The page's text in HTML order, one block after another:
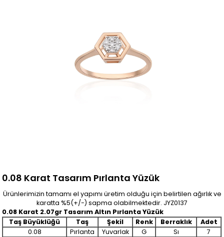
0.08 Karat Tasarım Pırlanta Yüzük
Ürünlerimizin tamamı el yapımı üretim olduğu için belirtilen ağırlık ve
karatta %5(+/-) sapma olabilmektedir. JYZ0137
0.08 Karat 2.07gr Tasarım Altın Pırlanta Yüzük
Taş Büyüklüğü
Taş Şekil Renk Berraklık
Adet
0.08
Pırlanta Yuvarlak G Sı
7